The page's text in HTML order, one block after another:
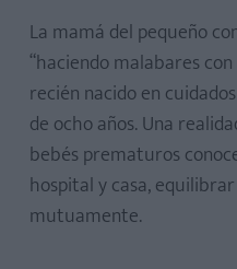
La mamá del pequeño
“haciendo malabares
recién nacido en
de ocho años. Una
bebés prematuros
hospital y casa,
mutuamente.